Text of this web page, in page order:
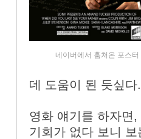
네이버에서 훔쳐온 포스터
데 도움이 된 듯싶다.
영화 얘기를 하자면
기회가 없다 보니